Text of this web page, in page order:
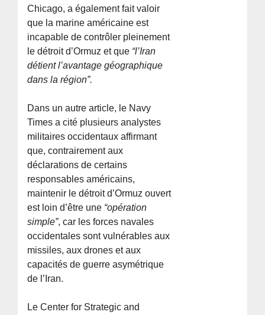
Chicago, a également fait valoir
que la marine américaine est
incapable de contrôler pleinement
le détroit d’Ormuz et que “l’Iran
détient l’avantage géographique
dans la région”.
Dans un autre article, le Navy
Times a cité plusieurs analystes
militaires occidentaux affirmant
que, contrairement aux
déclarations de certains
responsables américains,
maintenir le détroit d’Ormuz ouvert
est loin d’être une “opération
simple”, car les forces navales
occidentales sont vulnérables aux
missiles, aux drones et aux
capacités de guerre asymétrique
de l’Iran.
Le Center for Strategic and